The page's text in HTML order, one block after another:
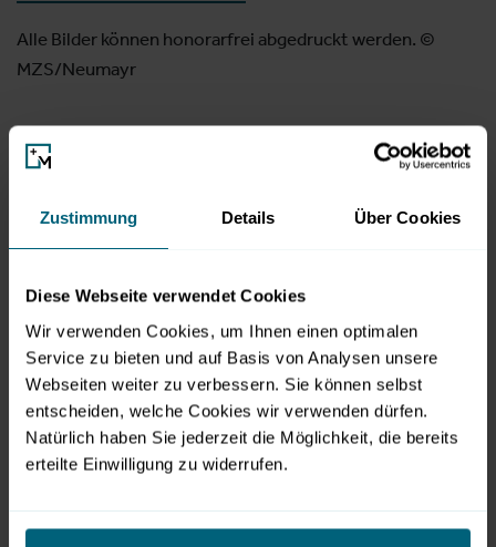
Zustimmung Details Über Cookies
Diese Webseite verwendet Cookies
Wir verwenden Cookies, um Ihnen einen optimalen
Service zu bieten und auf Basis von Analysen unsere
Webseiten weiter zu verbessern. Sie können selbst
entscheiden, welche Cookies wir verwenden dürfen.
Natürlich haben Sie jederzeit die Möglichkeit, die bereits
erteilte Einwilligung zu widerrufen.
Alle Bilder können honorarfrei abgedruckt werden. ©
MZS/Neumayr
Downloads
JPG|2.02 MB
JPG |3.01 MB
Bilder